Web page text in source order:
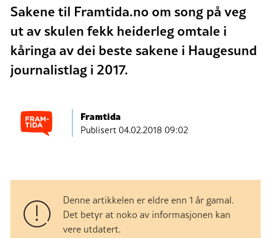
Sakene til Framtida.no om song på veg
ut av skulen fekk heiderleg omtale i
kåringa av dei beste sakene i Haugesund
journalistlag i 2017.
Framtida
Publisert04.02.2018 09:02
Denne artikkelen er eldre enn 1 år gamal.
Det betyr at noko av informasjonen kan
vere utdatert.